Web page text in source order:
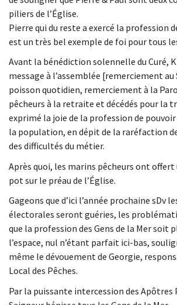
piliers de l’Église.
Pierre qui du reste a exercé la profession
est un très bel exemple de foi pour tous
Avant la bénédiction solennelle du Curé,
message à l’assemblée [remerciement
poisson quotidien, remerciement à la
pêcheurs à la retraite et décédés pour la
exprimé la joie de la profession de
la population, en dépit de la raréfaction
des difficultés du métier.
Après quoi, les marins pêcheurs ont
pot sur le préau de l’Église.
Gageons que d’ici l’année prochaine sDv
électorales seront guéries, les
que la profession des Gens de la Mer soit
l’espace, nul n’étant parfait ici-bas,
même le dévouement de Georgie,
Local des Pêches.
Par la puissante intercession des Apôtres